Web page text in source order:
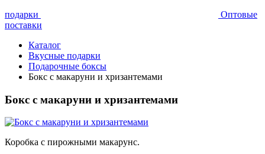
подарки
Оптовые
поставки
Каталог
Вкусные подарки
Подарочные боксы
Бокс с макаруни и хризантемами
Бокс с макаруни и хризантемами
Коробка с пирожными макарунс.